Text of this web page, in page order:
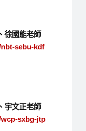
徐國能老師
sebu-kdf
宇文正老師
sxbg-jtp